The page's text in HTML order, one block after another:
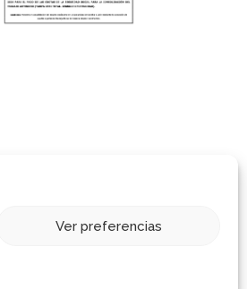
Ver preferencias